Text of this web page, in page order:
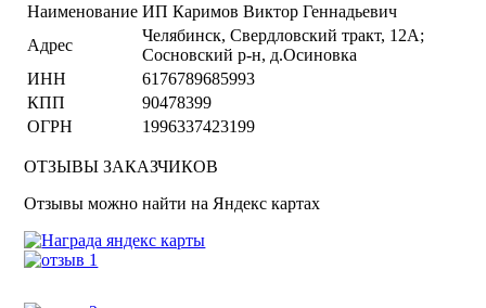
Наименование ИП Каримов Виктор Геннадьевич
Адрес
Челябинск, Свердловский тракт, 12А;
Сосновский р-н, д.Осиновка
ИНН
6176789685993
КПП
90478399
ОГРН
1996337423199
ОТЗЫВЫ ЗАКАЗЧИКОВ
Отзывы можно найти на Яндекс картах